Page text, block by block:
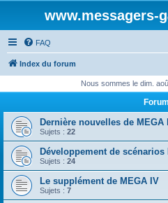
www.messagers-
FAQ
Index du forum
Nous sommes le dim.
Forum
Dernière nouvelles de MEGA
Sujets : 22
Développement de scénarios
Sujets : 24
Le supplément de MEGA IV
Sujets : 7